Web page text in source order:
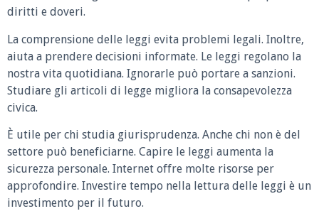
diritti e doveri.
La comprensione delle leggi evita problemi legali. Inoltre,
aiuta a prendere decisioni informate. Le leggi regolano la
nostra vita quotidiana. Ignorarle può portare a sanzioni.
Studiare gli articoli di legge migliora la consapevolezza
civica.
È utile per chi studia giurisprudenza. Anche chi non è del
settore può beneficiarne. Capire le leggi aumenta la
sicurezza personale. Internet offre molte risorse per
approfondire. Investire tempo nella lettura delle leggi è un
investimento per il futuro.